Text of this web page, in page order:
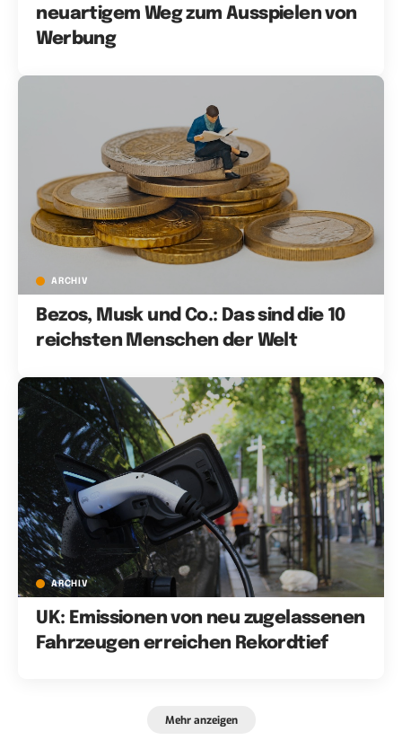
neuartigem Weg zum Ausspielen von
Werbung
ARCHIV
Bezos, Musk und Co.: Das sind die 10
reichsten Menschen der Welt
ARCHIV
UK: Emissionen von neu zugelassenen
Fahrzeugen erreichen Rekordtief
Mehr anzeigen